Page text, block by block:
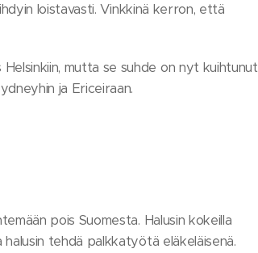
loistavasti. Vinkkinä kerron, että
mutta se suhde on nyt kuihtunut
ja Ericeiraan.
pois Suomesta. Halusin kokeilla
halusin tehdä palkkatyötä eläkeläisenä.